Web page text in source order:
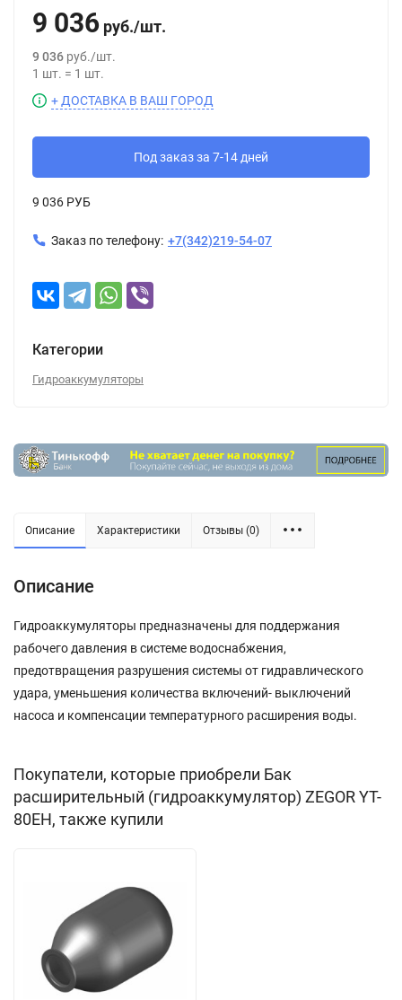
9 036 руб./шт.
9 036 руб./шт.
1 шт. = 1 шт.
+ ДОСТАВКА В ВАШ ГОРОД
Под заказ за 7-14 дней
9 036 РУБ
Заказ по телефону: +7(342)219-54-07
Категории
Гидроаккумуляторы
Описание Характеристики Отзывы (0)
Описание
Гидроаккумуляторы предназначены для поддержания
рабочего давления в системе водоснабжения,
предотвращения разрушения системы от гидравлического
удара, уменьшения количества включений- выключений
насоса и компенсации температурного расширения воды.
Покупатели, которые приобрели Бак
расширительный (гидроаккумулятор) ZEGOR YT-
80EH, также купили